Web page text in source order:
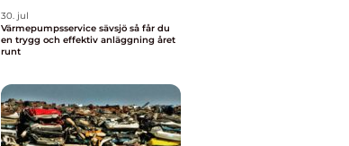
30. jul
Värmepumpsservice sävsjö så får du
en trygg och effektiv anläggning året
runt